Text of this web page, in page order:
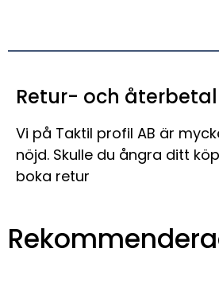
Retur- och
Vi på Taktil profil AB är
nöjd. Skulle du ångra ditt
boka retur